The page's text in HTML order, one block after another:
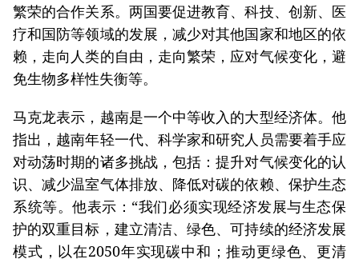
繁荣的合作关系。两国要促进教育、科技、创新、医
疗和国防等领域的发展，减少对其他国家和地区的依
赖，走向人类的自由，走向繁荣，应对气候变化，避
免生物多样性失衡等。
马克龙表示，越南是一个中等收入的大型经济体。他
指出，越南年轻一代、科学家和研究人员需要着手应
对动荡时期的诸多挑战，包括：提升对气候变化的认
识、减少温室气体排放、降低对碳的依赖、保护生态
系统等。他表示：“我们必须实现经济发展与生态保
护的双重目标，建立清洁、绿色、可持续的经济发展
模式，以在2050年实现碳中和；推动更绿色、更清